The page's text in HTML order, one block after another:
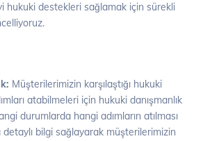
hukuki destekleri sağlamak için sürekli
Müşterilerimizin karşılaştığı hukuki
atabilmeleri için hukuki danışmanlık
durumlarda hangi adımların atılması
bilgi sağlayarak müşterilerimizin